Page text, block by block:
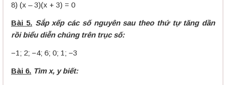
8) (x – 3)(x + 3) = 0
Bài 5. Sắp xếp các số nguyên sau theo thứ tự tăng dần
rồi biểu diễn chúng trên trục số:
−1; 2; −4; 6; 0; 1; −3
Bài 6. Tìm x, y biết: